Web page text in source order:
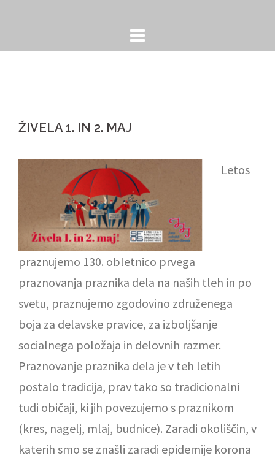
content
ŽIVELA 1. IN 2. MAJ
Letos
praznujemo 130. obletnico prvega
praznovanja praznika dela na naših tleh in po
svetu, praznujemo zgodovino združenega
boja za delavske pravice, za izboljšanje
socialnega položaja in delovnih razmer.
Praznovanje praznika dela je v teh letih
postalo tradicija, prav tako so tradicionalni
tudi običaji, ki jih povezujemo s praznikom
(kres, nagelj, mlaj, budnice). Zaradi okoliščin, v
katerih smo se znašli zaradi epidemije korona